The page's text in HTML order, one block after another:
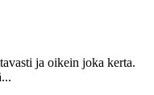
ja oikein joka kerta.